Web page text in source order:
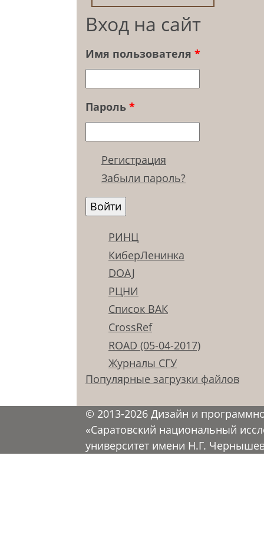
Вход на сайт
Имя пользователя *
Пароль *
Регистрация
Забыли пароль?
РИНЦ
КиберЛенинка
DOAJ
РЦНИ
Список ВАК
CrossRef
ROAD (05-04-2017)
Журналы СГУ
Популярные загрузки файлов
© 2013-2026 Дизайн и
«Саратовский национальный
университет имени Н.Г.